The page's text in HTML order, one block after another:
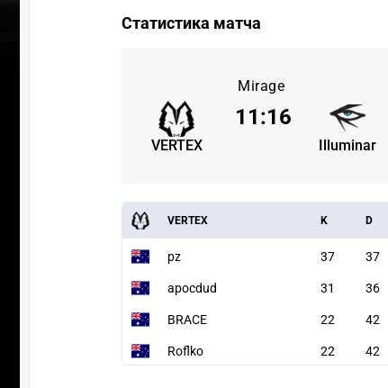
Статистика матча
Mirage
VERTEX Illuminar
11:16
VERTEX K D
pz 37 37
apocdud 31 36
BRACE 22 42
Roflko 22 42